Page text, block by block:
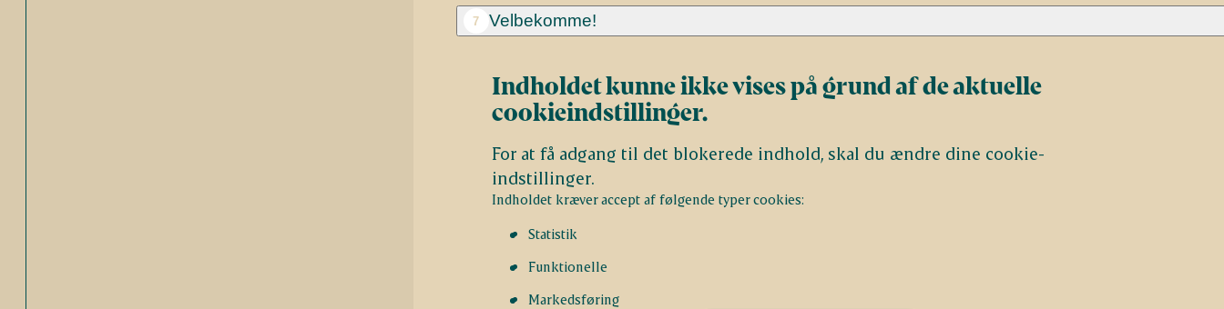
7 Velbekomme!
Indholdet kunne ikke vises på grund af de aktuelle
cookieindstillinger.
For at få adgang til det blokerede indhold, skal du ændre dine cookie-
indstillinger.
Indholdet kræver accept af følgende typer cookies:
Statistik
Funktionelle
Markedsføring